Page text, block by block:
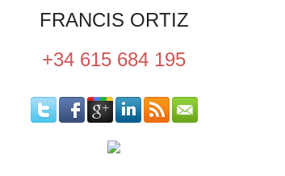
FRANCIS ORTIZ
+34 615 684 195